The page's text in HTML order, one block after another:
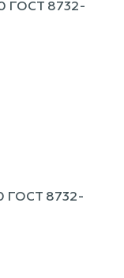
ГОСТ 8732-
ГОСТ 8732-